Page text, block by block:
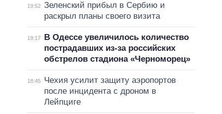
19:52 Зеленский прибыл в Сербию и
раскрыл планы своего визита
19:17
В Одессе увеличилось количество
пострадавших из-за российских
обстрелов стадиона «Черноморец»
18:45
Чехия усилит защиту аэропортов
после инцидента с дроном в
Лейпциге